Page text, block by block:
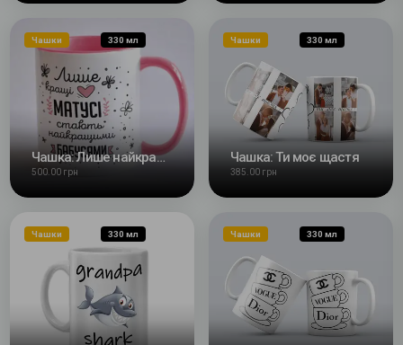
Чашки 330 мл
Чашка: Лише найкращі матусі стають найкращими бабусями
500.00 грн
Чашки 330 мл
Чашка: Ти моє щастя
385.00 грн
Чашки 330 мл Чашки 330 мл